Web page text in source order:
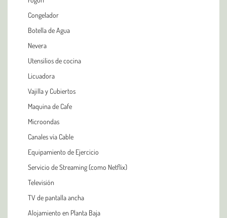
Congelador
Botella de Agua
Nevera
Utensilios de cocina
Licuadora
Vajilla y Cubiertos
Maquina de Cafe
Microondas
Canales vía Cable
Equipamiento de Ejercicio
Servicio de Streaming (como Netflix)
Televisión
TV de pantalla ancha
Alojamiento en Planta Baja